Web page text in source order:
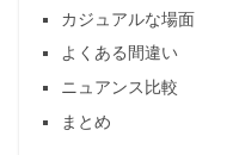
カジュアルな場面
よくある間違い
ニュアンス比較
まとめ